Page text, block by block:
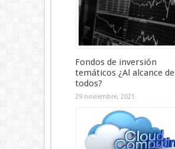
Fondos de inversión
temáticos ¿Al alcance de
todos?
29 noviembre, 2021